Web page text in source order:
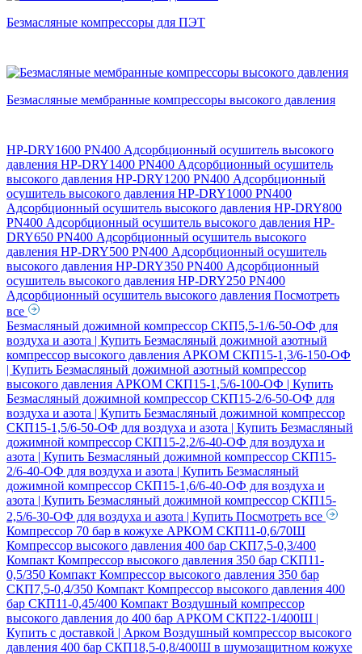
Безмасляные компрессоры для ПЭТ
Безмасляные мембранные компрессоры высокого давления
HP-DRY1600 PN400 Адсорбционный осушитель высокого
давления HP-DRY1400 PN400 Адсорбционный осушитель
высокого давления HP-DRY1200 PN400 Адсорбционный
осушитель высокого давления HP-DRY1000 PN400
Адсорбционный осушитель высокого давления HP-DRY800
PN400 Адсорбционный осушитель высокого давления HP-
DRY650 PN400 Адсорбционный осушитель высокого
давления HP-DRY500 PN400 Адсорбционный осушитель
высокого давления HP-DRY350 PN400 Адсорбционный
осушитель высокого давления HP-DRY250 PN400
Адсорбционный осушитель высокого давления Посмотреть
все
Безмасляный дожимной компрессор СКП5,5-1/6-50-ОФ для
воздуха и азота | Купить Безмасляный дожимной азотный
компрессор высокого давления АРКОМ СКП15-1,3/6-150-ОФ
| Купить Безмасляный дожимной азотный компрессор
высокого давления АРКОМ СКП15-1,5/6-100-ОФ | Купить
Безмасляный дожимной компрессор СКП15-2/6-50-ОФ для
воздуха и азота | Купить Безмасляный дожимной компрессор
СКП15-1,5/6-50-ОФ для воздуха и азота | Купить Безмасляный
дожимной компрессор СКП15-2,2/6-40-ОФ для воздуха и
азота | Купить Безмасляный дожимной компрессор СКП15-
2/6-40-ОФ для воздуха и азота | Купить Безмасляный
дожимной компрессор СКП15-1,6/6-40-ОФ для воздуха и
азота | Купить Безмасляный дожимной компрессор СКП15-
2,5/6-30-ОФ для воздуха и азота | Купить Посмотреть все
Компрессор 70 бар в кожухе АРКОМ СКП11-0,6/70Ш
Компрессор высокого давления 400 бар СКП7,5-0,3/400
Компакт Компрессор высокого давления 350 бар СКП11-
0,5/350 Компакт Компрессор высокого давления 350 бар
СКП7,5-0,4/350 Компакт Компрессор высокого давления 400
бар СКП11-0,45/400 Компакт Воздушный компрессор
высокого давления до 400 бар АРКОМ СКП22-1/400Ш |
Купить с доставкой | Арком Воздушный компрессор высокого
давления 400 бар СКП18,5-0,8/400Ш в шумозащитном кожухе